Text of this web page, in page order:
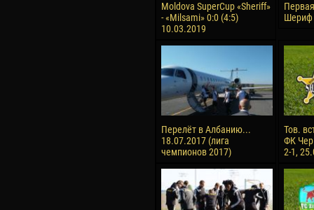
Moldova SuperCup «Sheriff»
- «Milsami» 0:0 (4:5)
10.03.2019
Шериф
Перелёт в Албанию...
18.07.2017 (лига
чемпионов 2017)
Тов.
ФК
2-1,